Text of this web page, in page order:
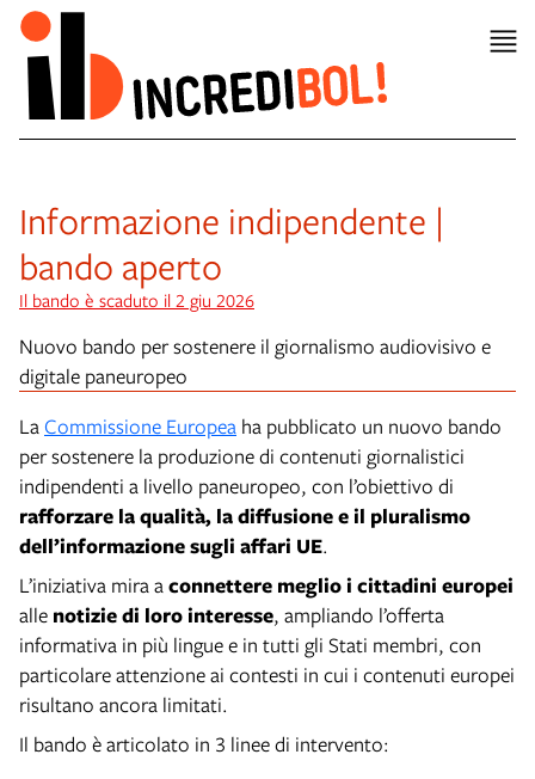
Informazione indipendente |
bando aperto
Il bando è scaduto il 2 giu 2026
Nuovo bando per sostenere il giornalismo audiovisivo e
digitale paneuropeo
LaCommissione Europea ha pubblicato un nuovo bando
per sostenere la produzione di contenuti giornalistici
indipendenti a livello paneuropeo, con l’obiettivo di
rafforzare la qualità, la diffusione e il pluralismo
dell’informazione sugli affari UE.
L’iniziativa mira aconnettere meglio i cittadini europei
alle notizie di loro interesse, ampliando l’offerta
informativa in più lingue e in tutti gli Stati membri, con
particolare attenzione ai contesti in cui i contenuti europei
risultano ancora limitati.
Il bando è articolato in 3 linee di intervento: